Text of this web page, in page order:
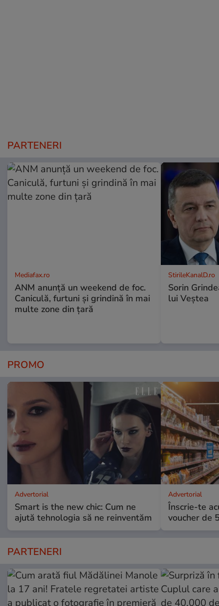
PARTENERI
Mediafax.ro
ANM anunță un weekend de foc.
Caniculă, furtuni și grindină în mai
multe zone din țară
StirileKanalD.ro
Sorin
lui Veștea
PROMO
Advertorial
Smart is the new chic: Cum ne
ajută tehnologia să ne reinventăm
Advertorial
Înscrie-te
voucher de
PARTENERI